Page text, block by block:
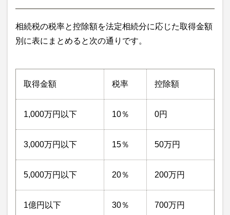
相続税の税率と控除額を法定相続分に応じた取得金額
別に表にまとめると次の通りです。
取得金額 税率 控除額
1,000万円以下 10％ 0円
3,000万円以下 15％ 50万円
5,000万円以下 20％ 200万円
1億円以下 30％ 700万円